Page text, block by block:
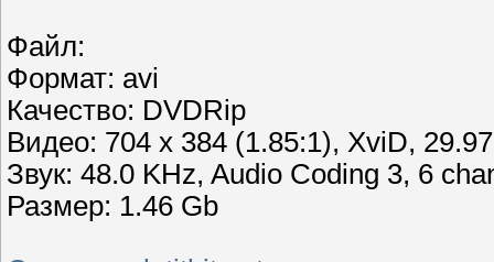
Файл:
Формат: avi
Качество: DVDRip
Видео: 704 x 384 (1.85:1), XviD,
Звук: 48.0 KHz, Audio Coding 3, 6
Размер: 1.46 Gb